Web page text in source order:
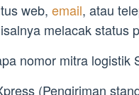
web, email, atau
melacak status
nomor mitra logistik
(Pengiriman